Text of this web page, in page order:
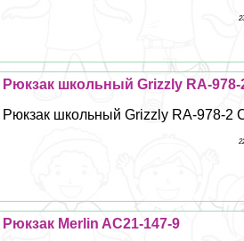
Рюкзак школьный Grizzly RA-
Рюкзак школьный Grizzly RA-978-2
Рюкзак Merlin AC21-147-9